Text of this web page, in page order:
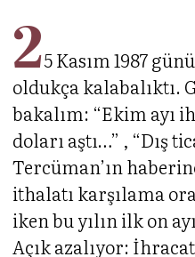
25 Kasım 1987
oldukça kalabalıktı.
bakalım: “Ekim ayı
doları aştı…” , “Dış
Tercüman’ın
ithalatı karşılama
iken bu yılın ilk on
Açık azalıyor: